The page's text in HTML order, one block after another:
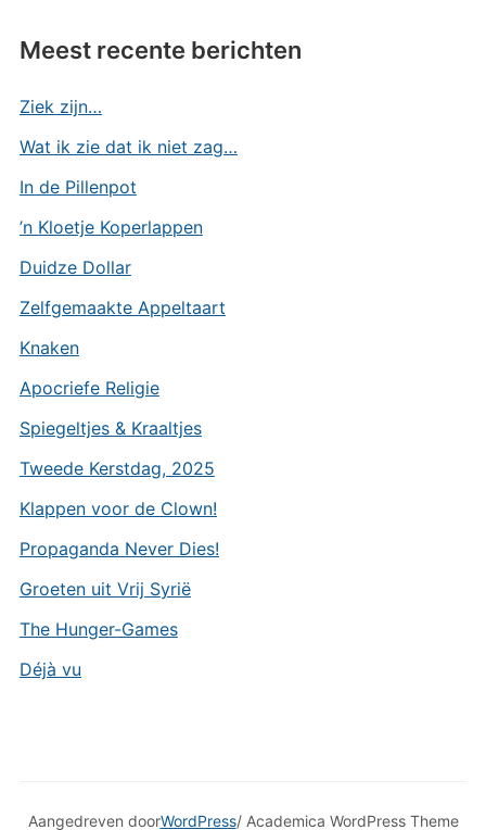
Meest recente berichten
Ziek zijn…
Wat ik zie dat ik niet zag…
In de Pillenpot
’n Kloetje Koperlappen
Duidze Dollar
Zelfgemaakte Appeltaart
Knaken
Apocriefe Religie
Spiegeltjes & Kraaltjes
Tweede Kerstdag, 2025
Klappen voor de Clown!
Propaganda Never Dies!
Groeten uit Vrij Syrië
The Hunger-Games
Déjà vu
Aangedreven doorWordPress/ Academica WordPress Theme